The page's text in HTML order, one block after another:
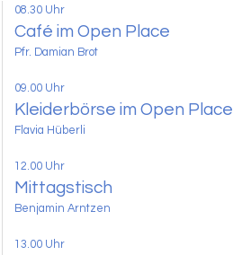
08.30 Uhr
Café im Open Place
Pfr. Damian Brot
09.00 Uhr
Kleiderbörse im Open Place
Flavia Hüberli
12.00 Uhr
Mittagstisch
Benjamin Arntzen
13.00 Uhr